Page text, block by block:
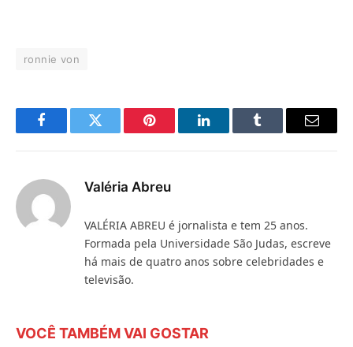
ronnie von
FacebookTwitter Pinterest LinkedInTumblr
E-
Valéria Abreu
VALÉRIA ABREU é jornalista e tem 25 anos.
Formada pela Universidade São Judas, escreve
há mais de quatro anos sobre celebridades e
televisão.
VOCÊ TAMBÉM VAI GOSTAR